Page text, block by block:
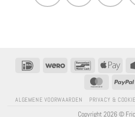
IDeal Wero BancontactApple
MasterCard
ALGEMENE VOORWAARDEN PRIVACY & COOKIE
Copyright 2026 ©